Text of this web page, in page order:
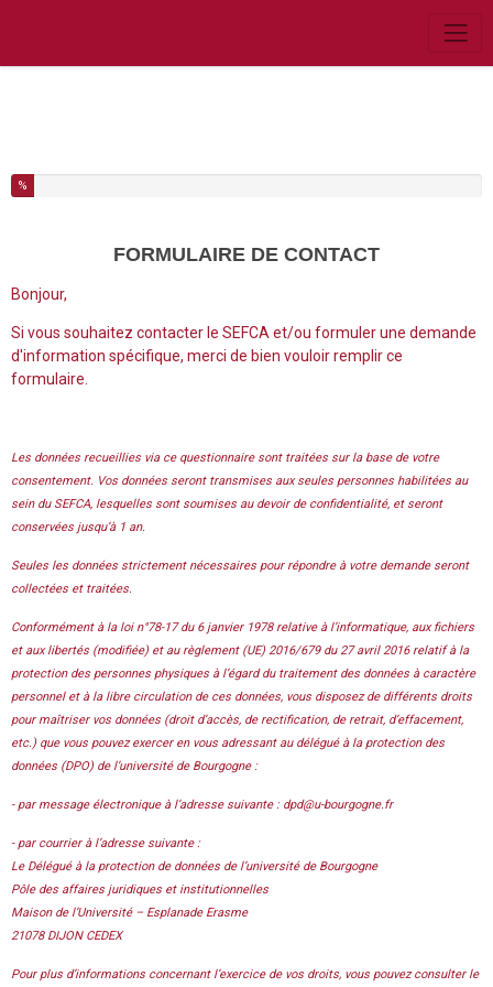
Vous avez complété % de ce questionnaire.
%
FORMULAIRE DE CONTACT
Bonjour,
Si vous souhaitez contacter le SEFCA et/ou formuler une demande
d'information spécifique, merci de bien vouloir remplir ce
formulaire.
Les données recueillies via ce questionnaire sont traitées sur la base de votre
consentement. Vos données seront transmises aux seules personnes habilitées au
sein du SEFCA, lesquelles sont soumises au devoir de confidentialité, et seront
conservées jusqu’à 1 an.
Seules les données strictement nécessaires pour répondre à votre demande seront
collectées et traitées.
Conformément à la loi n°78-17 du 6 janvier 1978 relative à l’informatique, aux fichiers
et aux libertés (modifiée) et au règlement (UE) 2016/679 du 27 avril 2016 relatif à la
protection des personnes physiques à l’égard du traitement des données à caractère
personnel et à la libre circulation de ces données, vous disposez de différents droits
pour maîtriser vos données (droit d’accès, de rectification, de retrait, d’effacement,
etc.) que vous pouvez exercer en vous adressant au délégué à la protection des
données (DPO) de l’université de Bourgogne :
- par message électronique à l’adresse suivante : dpd@u-bourgogne.fr
- par courrier à l’adresse suivante :
Le Délégué à la protection de données de l’université de Bourgogne
Pôle des affaires juridiques et institutionnelles
Maison de l’Université – Esplanade Erasme
21078 DIJON CEDEX
Pour plus d’informations concernant l’exercice de vos droits, vous pouvez consulter le